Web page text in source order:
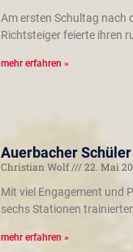
Am ersten Schultag nach
Richtsteiger feierte ihren
mehr erfahren »
Auerbacher
Christian Wolf
22. Mai
Mit viel Engagement und
sechs Stationen
mehr erfahren »